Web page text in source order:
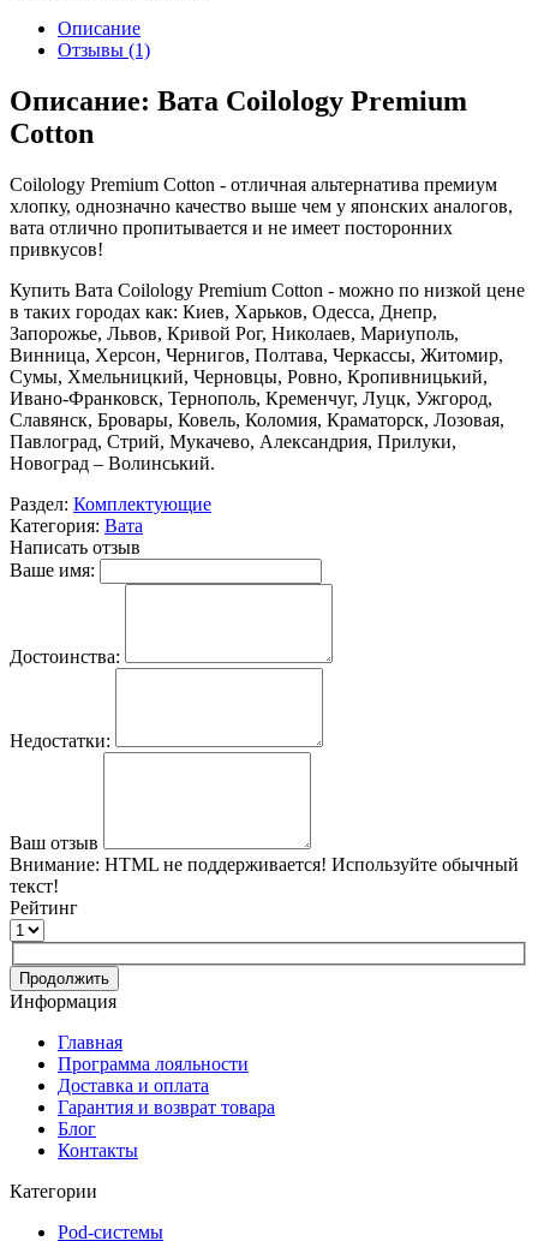
Описание
Отзывы (1)
Описание: Вата Coilology Premium
Cotton
Coilology Premium Cotton - отличная альтернатива премиум
хлопку, однозначно качество выше чем у японских аналогов,
вата отлично пропитывается и не имеет посторонних
привкусов!
Купить Вата Coilology Premium Cotton - можно по низкой цене
в таких городах как: Киев, Харьков, Одесса, Днепр,
Запорожье, Львов, Кривой Рог, Николаев, Мариуполь,
Винница, Херсон, Чернигов, Полтава, Черкассы, Житомир,
Сумы, Хмельницкий, Черновцы, Ровно, Кропивницький,
Ивано-Франковск, Тернополь, Кременчуг, Луцк, Ужгород,
Славянск, Бровары, Ковель, Коломия, Краматорск, Лозовая,
Павлоград, Стрий, Мукачево, Александрия, Прилуки,
Новоград – Волинський.
Раздел: Комплектующие
Категория: Вата
Написать отзыв
Ваше имя:
Достоинства:
Недостатки:
Ваш отзыв
Внимание: HTML не поддерживается! Используйте обычный
текст!
Рейтинг
Продолжить
Информация
Главная
Программа лояльности
Доставка и оплата
Гарантия и возврат товара
Блог
Контакты
Категории
Pod-системы